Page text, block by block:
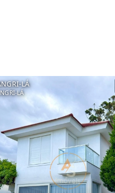
LÁ
LÁ